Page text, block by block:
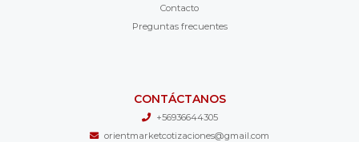
Contacto
Preguntas frecuentes
CONTÁCTANOS
+56936644305
orientmarketcotizaciones@gmail.com